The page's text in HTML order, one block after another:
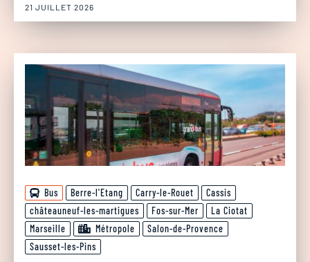
21 JUILLET 2026
Bus Berre-l'Etang Carry-le-Rouet
Cassis
châteauneuf-les-martigues
Fos-sur-Mer
La Ciotat
Marseille
Métropole
Salon-de-Provence
Sausset-les-Pins